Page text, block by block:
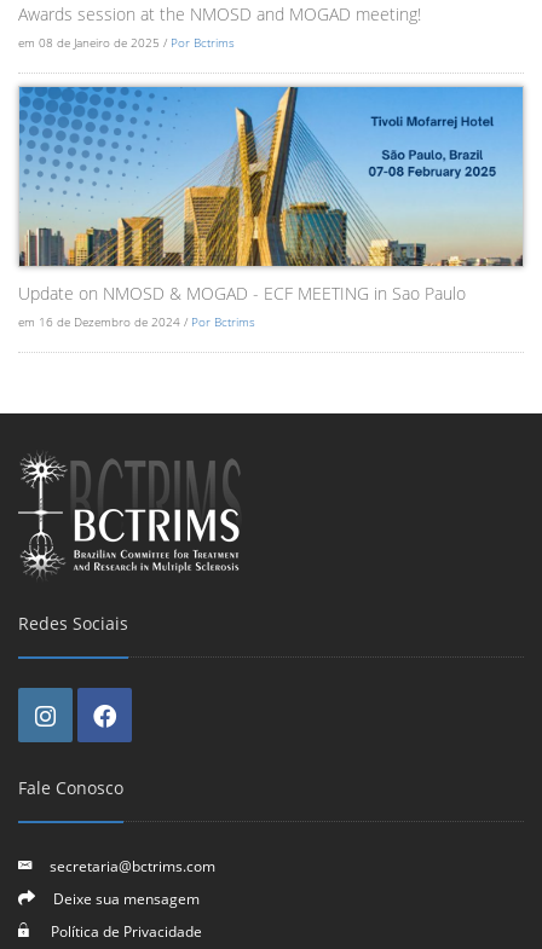
Awards session at the NMOSD and MOGAD meeting!
em 08 de Janeiro de 2025 / Por Bctrims
Update on NMOSD & MOGAD - ECF MEETING in Sao Paulo
em 16 de Dezembro de 2024 / Por Bctrims
Redes Sociais
Fale Conosco
secretaria@bctrims.com
Deixe sua mensagem
Política de Privacidade